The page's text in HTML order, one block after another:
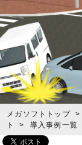
メガソフトトップ >
ト
> 導入事例一覧